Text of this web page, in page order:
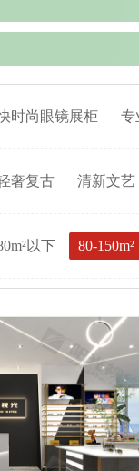
时尚眼镜展柜 专
奢复古 清新文艺
以下 80-150m²